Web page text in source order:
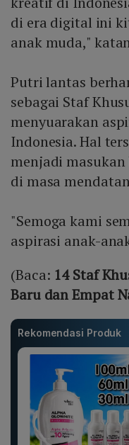
di era digital ini
anak muda,"
Putri lantas
sebagai Staf
menyuarakan
Indonesia. Hal
menjadi
di masa
"Semoga kami
aspirasi anak-
(Baca: 14 Staf
Baru dan Empat
Rekomendasi Produk